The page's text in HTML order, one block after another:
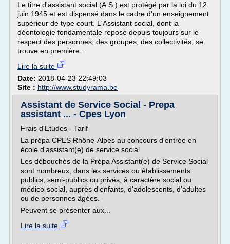
Le titre d'assistant social (A.S.) est protégé par la loi du 12
juin 1945 et est dispensé dans le cadre d'un enseignement
supérieur de type court. L'Assistant social, dont la
déontologie fondamentale repose depuis toujours sur le
respect des personnes, des groupes, des collectivités, se
trouve en première...
Lire la suite
Date: 2018-04-23 22:49:03
Site : http://www.studyrama.be
Assistant de Service Social - Prepa
assistant ... - Cpes Lyon
Frais d'Etudes - Tarif
La prépa CPES Rhône-Alpes au concours d'entrée en
école d'assistant(e) de service social
Les débouchés de la Prépa Assistant(e) de Service Social
sont nombreux, dans les services ou établissements
publics, semi-publics ou privés, à caractère social ou
médico-social, auprès d'enfants, d'adolescents, d'adultes
ou de personnes âgées.
Peuvent se présenter aux...
Lire la suite